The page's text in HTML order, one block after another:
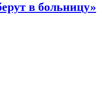
в больницу»